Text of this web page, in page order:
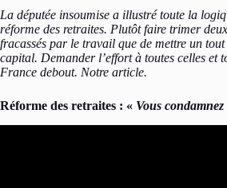
La députée insoumise a illustré toute la
réforme des retraites. Plutôt faire trimer
fracassés par le travail que de mettre un
capital. Demander l’effort à toutes celles et
France debout. Notre article.
Réforme des retraites : « Vous